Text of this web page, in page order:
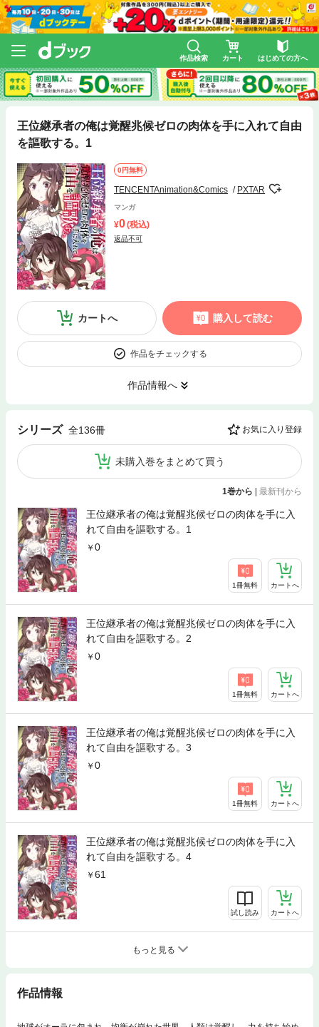
作品検索 カート はじめての方へ
王位継承者の俺は覚醒兆候ゼロの肉体を手に入れて自由
を謳歌する。1
0円無料
TENCENTAnimation&Comics PXTAR
マンガ
0(税込)
返品不可
カートへ 購入して読む
作品をチェックする
作品情報へ
シリーズ 全136冊 お気に入り登録
未購入巻をまとめて買う
1巻から | 最新刊から
王位継承者の俺は覚醒兆候ゼロの肉体を手に入
れて自由を謳歌する。1
0
1冊無料 カートへ
王位継承者の俺は覚醒兆候ゼロの肉体を手に入
れて自由を謳歌する。2
0
1冊無料 カートへ
王位継承者の俺は覚醒兆候ゼロの肉体を手に入
れて自由を謳歌する。3
0
1冊無料 カートへ
王位継承者の俺は覚醒兆候ゼロの肉体を手に入
れて自由を謳歌する。4
61
試し読み カートへ
もっと見る
作品情報